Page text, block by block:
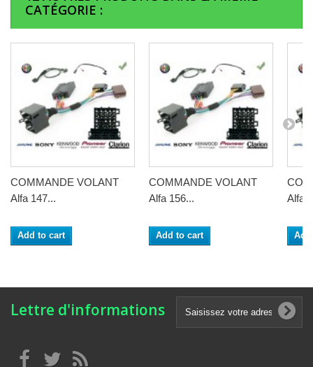
CATÉGORIE :
COMMANDE VOLANT
Alfa 147...
Add to cart
COMMANDE VOLANT
Alfa 156...
Add to cart
Alfa
Lettre d'informations